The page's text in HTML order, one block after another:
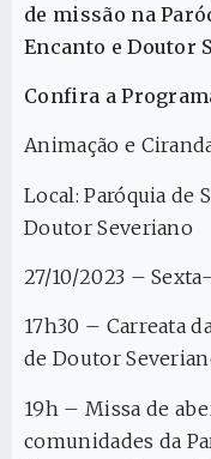
de missão na
Encanto e Doutor
Confira a
Animação e
Local: Paróquia de
Doutor Severiano
27/10/2023 –
17h30 – Carreata
de Doutor
19h – Missa de
comunidades da